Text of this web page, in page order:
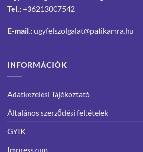
Tel.:+36213007542
E-mail.: ugyfelszolgalat@patikamra.hu
INFORMÁCIÓK
Adatkezelési Tájékoztató
Általános szerződési feltételek
GYIK
Impresszum